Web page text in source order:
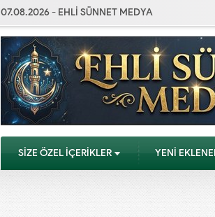
07.08.2026 - EHLİ SÜNNET MEDYA
SİZE ÖZEL İÇERİKLER YENİ